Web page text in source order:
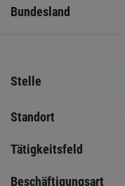
Bundesland
Stelle
Standort
Tätigkeitsfeld
Beschäftigungsart